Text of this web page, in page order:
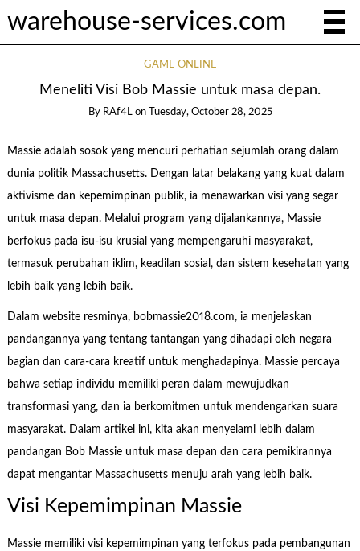
warehouse-services.com
GAME ONLINE
Meneliti Visi Bob Massie untuk masa depan.
By RAf4L on Tuesday, October 28, 2025
Massie adalah sosok yang mencuri perhatian sejumlah orang dalam
dunia politik Massachusetts. Dengan latar belakang yang kuat dalam
aktivisme dan kepemimpinan publik, ia menawarkan visi yang segar
untuk masa depan. Melalui program yang dijalankannya, Massie
berfokus pada isu-isu krusial yang mempengaruhi masyarakat,
termasuk perubahan iklim, keadilan sosial, dan sistem kesehatan yang
lebih baik yang lebih baik.
Dalam website resminya, bobmassie2018.com, ia menjelaskan
pandangannya yang tentang tantangan yang dihadapi oleh negara
bagian dan cara-cara kreatif untuk menghadapinya. Massie percaya
bahwa setiap individu memiliki peran dalam mewujudkan
transformasi yang, dan ia berkomitmen untuk mendengarkan suara
masyarakat. Dalam artikel ini, kita akan menyelami lebih dalam
pandangan Bob Massie untuk masa depan dan cara pemikirannya
dapat mengantar Massachusetts menuju arah yang lebih baik.
Visi Kepemimpinan Massie
Massie memiliki visi kepemimpinan yang terfokus pada pembangunan